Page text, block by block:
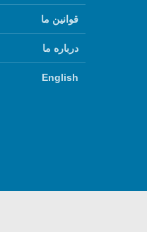
قوانین ما
درباره ما
English